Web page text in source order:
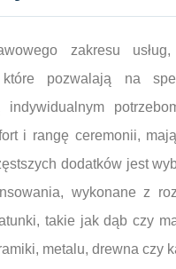
zakresu
które pozwalają na
indywidualnym
i rangę ceremonii,
dodatków jest
wykonane z
takie jak dąb czy
metalu, drewna czy